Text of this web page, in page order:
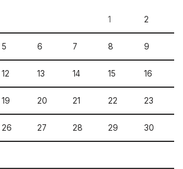
1 2
5 6 7 8 9
12 13 14 15 16
19 20 21 22 23
26 27 28 29 30